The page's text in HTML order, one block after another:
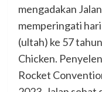
mengadakan
memperingati
(ultah) ke 57
Chicken.
Rocket